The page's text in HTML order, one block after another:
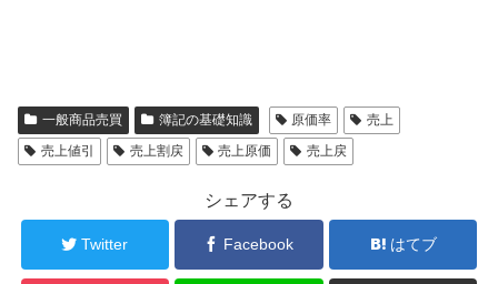
一般商品売買 簿記の基礎知識 原価率
売上
売上値引
売上割戻 売上原価 売上戻
シェアする
Twitter Facebook はてブ